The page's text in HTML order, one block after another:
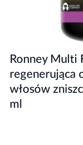
Ronney Multi
regenerująca
włosów
ml